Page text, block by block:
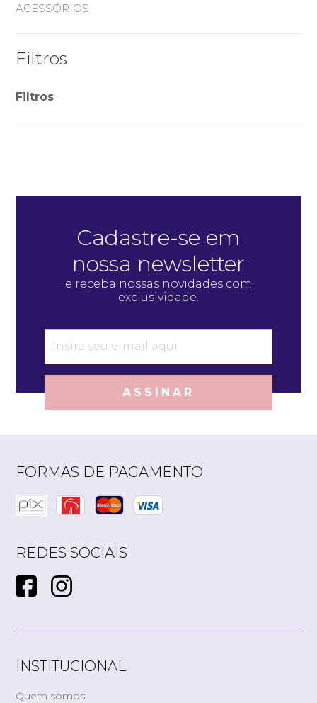
ACESSÓRIOS
Filtros
Filtros
Cadastre-se em
nossa newsletter
e receba nossas novidades com
exclusividade.
ASSINAR
FORMAS DE PAGAMENTO
REDES SOCIAIS
INSTITUCIONAL
Quem somos